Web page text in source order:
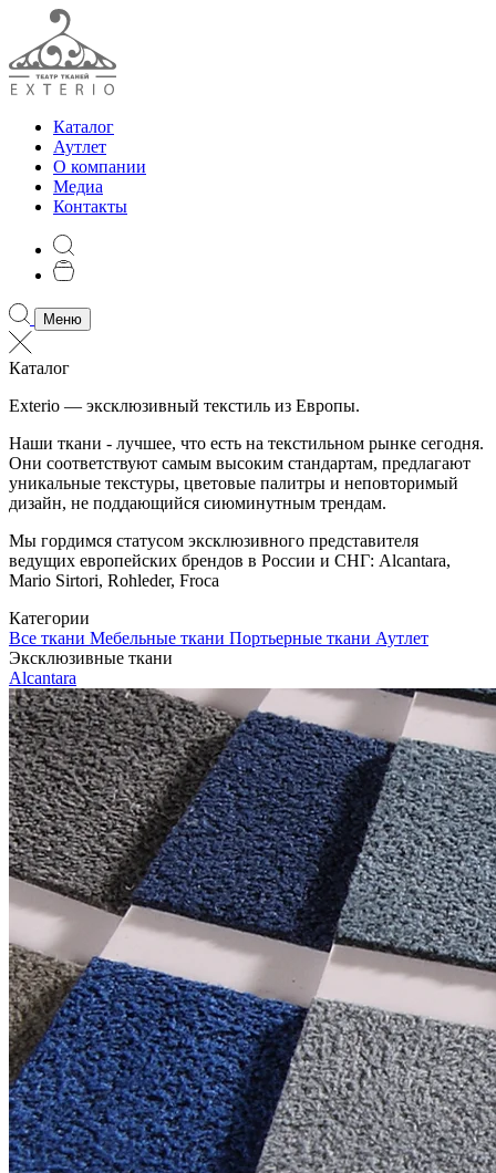
Каталог
Аутлет
О компании
Медиа
Контакты
Меню
Каталог
Exterio — эксклюзивный текстиль из Европы.
Наши ткани - лучшее, что есть на текстильном рынке сегодня.
Они соответствуют самым высоким стандартам, предлагают
уникальные текстуры, цветовые палитры и неповторимый
дизайн, не поддающийся сиюминутным трендам.
Мы гордимся статусом эксклюзивного представителя
ведущих европейских брендов в России и СНГ: Alcantara,
Mario Sirtori, Rohleder, Froca
Категории
Все ткани Мебельные ткани Портьерные ткани Аутлет
Эксклюзивные ткани
Alcantara